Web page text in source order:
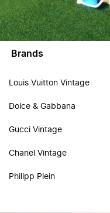
Brands
Louis Vuitton Vintage
Dolce & Gabbana
Gucci Vintage
Chanel Vintage
Philipp Plein